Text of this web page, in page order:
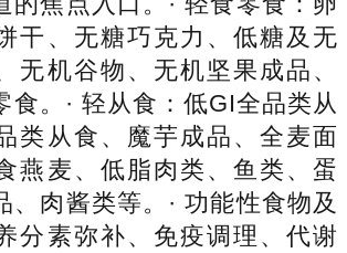
干、无糖巧克力、低糖及无
无机谷物、无机坚果成品、
食。· 轻从食：低GI全品类从
类从食、魔芋成品、全麦面
燕麦、低脂肉类、鱼类、蛋
、肉酱类等。· 功能性食物及
分素弥补、免疫调理、代谢